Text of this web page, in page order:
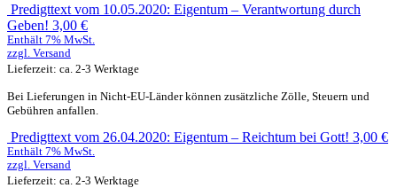
Predigttext vom 10.05.2020: Eigentum – Verantwortung durch
Geben! 3,00 €
Enthält 7% MwSt.
zzgl. Versand
Lieferzeit: ca. 2-3 Werktage
Bei Lieferungen in Nicht-EU-Länder können zusätzliche Zölle, Steuern und
Gebühren anfallen.
Predigttext vom 26.04.2020: Eigentum – Reichtum bei Gott! 3,00 €
Enthält 7% MwSt.
zzgl. Versand
Lieferzeit: ca. 2-3 Werktage